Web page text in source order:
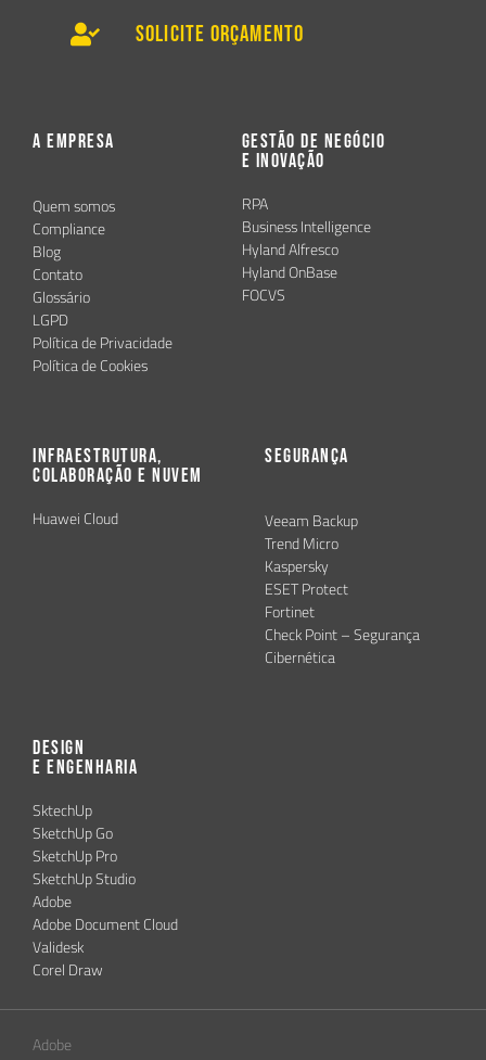
Solicite Orçamento
A Empresa
Quem somos
Compliance
Blog
Contato
Glossário
LGPD
Política de Privacidade
Política de Cookies
Gestão de Negócio
e Inovação
RPA
Business Intelligence
Hyland Alfresco
Hyland OnBase
FOCVS
Infraestrutura,
Colaboração e Nuvem
Huawei Cloud
Segurança
Veeam Backup
Trend Micro
Kaspersky
ESET Protect
Fortinet
Check Point – Segurança
Cibernética
Design
e Engenharia
SktechUp
SketchUp Go
SketchUp Pro
SketchUp Studio
Adobe
Adobe Document Cloud
Validesk
Corel Draw
Adobe